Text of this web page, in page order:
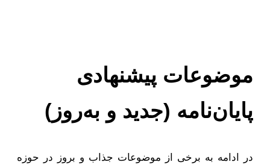
موضوعات پیشنهادی
پایان‌نامه (جدید و به‌روز)
در ادامه به برخی از موضوعات جذاب و بروز در حوزه